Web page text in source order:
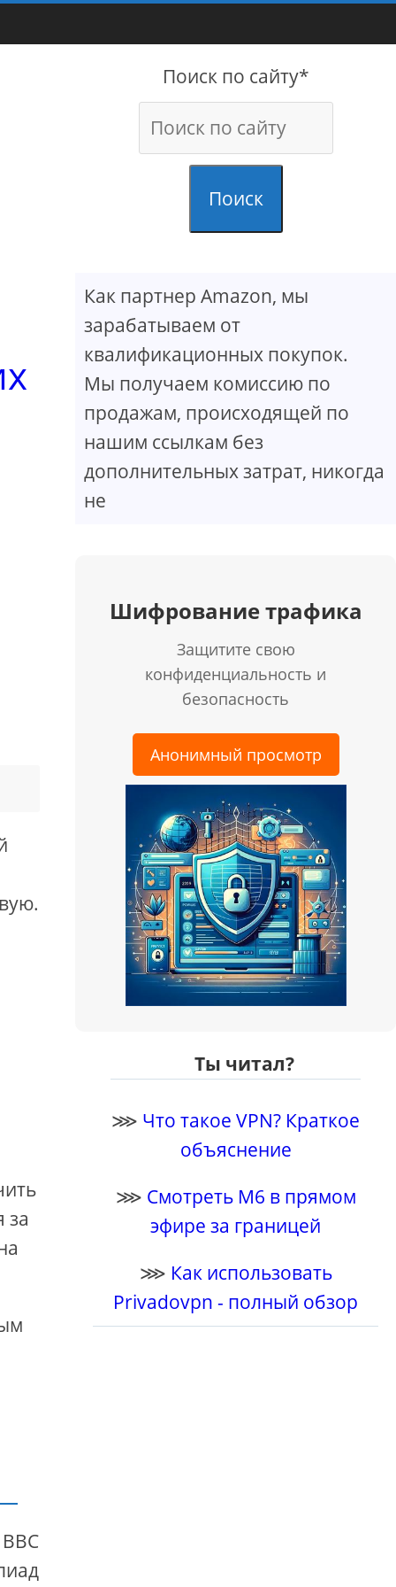
за
ВВС
Поиск по сайту*
Поиск
Как партнер Amazon, мы
зарабатываем от
квалификационных покупок.
Мы получаем комиссию по
продажам, происходящей по
нашим ссылкам без
дополнительных затрат, никогда
не
Шифрование трафика
Защитите свою
конфиденциальность и
безопасность
Анонимный просмотр
Ты читал?
⋙ Что такое VPN? Краткое
объяснение
⋙ Смотреть M6 в прямом
эфире за границей
⋙ Как использовать
Privadovpn - полный обзор